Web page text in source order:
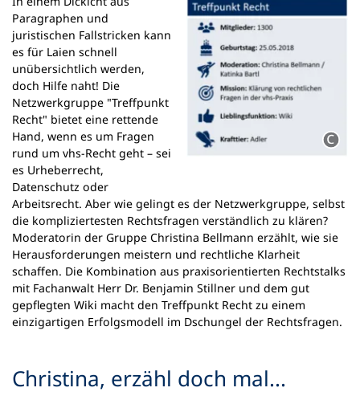
Paragraphen und
juristischen Fallstricken kann
es für Laien schnell
unübersichtlich werden,
doch Hilfe naht! Die
Netzwerkgruppe "Treffpunkt
Recht" bietet eine rettende
Hand, wenn es um Fragen
rund um vhs-Recht geht – sei
es Urheberrecht,
Datenschutz oder
Arbeitsrecht. Aber wie gelingt es der Netzwerkgruppe, selbst
die kompliziertesten Rechtsfragen verständlich zu klären?
Moderatorin der Gruppe Christina Bellmann erzählt, wie sie
Herausforderungen meistern und rechtliche Klarheit
schaffen. Die Kombination aus praxisorientierten Rechtstalks
mit Fachanwalt Herr Dr. Benjamin Stillner und dem gut
gepflegten Wiki macht den Treffpunkt Recht zu einem
einzigartigen Erfolgsmodell im Dschungel der Rechtsfragen.
Christina, erzähl doch mal...